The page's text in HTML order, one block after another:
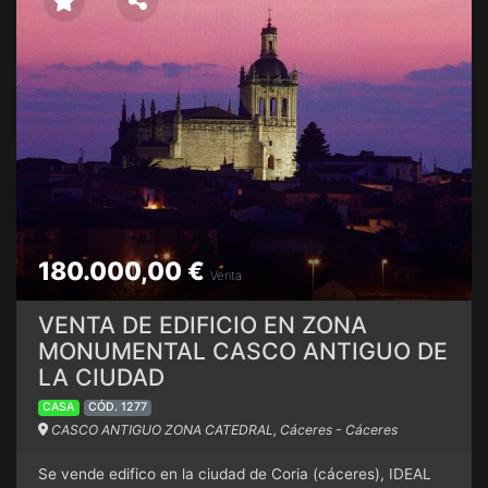
VENTA DE EDIFICIO EN ZONA
MONUMENTAL CASCO ANTIGUO DE
LA CIUDAD
CASA CÓD. 1277
CASCO ANTIGUO ZONA CATEDRAL, Cáceres - Cáceres
180.000,00 € Venta
Se vende edifico en la ciudad de Coria (cáceres), IDEAL